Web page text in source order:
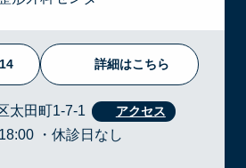
詳細はこちら
太田町1-7-1
・休診日なし